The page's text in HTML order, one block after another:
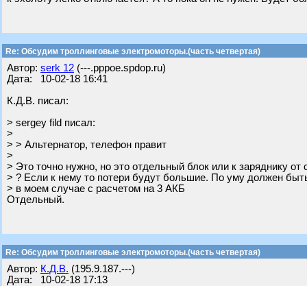
Re: Обсудим троллинговые электромоторы.(часть четвертая)
Автор: serk 12 (---.pppoe.spdop.ru)
Дата: 10-02-18 16:41
К.Д.В. писал:
> sergey fild писал:
>
> > Альтернатор, телефон правит
>
> Это точно нужно, но это отдельный блок или к заряднику от
> ? Если к нему то потери будут большие. По уму должен
> в моем случае с расчетом на 3 АКБ
Отдельный.
Re: Обсудим троллинговые электромоторы.(часть четвертая)
Автор: К.Д.В. (195.9.187.---)
Дата: 10-02-18 17:13